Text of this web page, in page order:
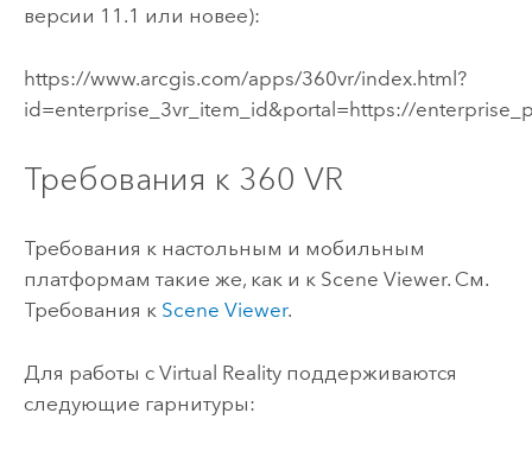
версии 11.1 или новее):
https://www.arcgis.com/apps/360vr/index.html?
id=enterprise_3vr_item_id&portal=https://
Требования к 360 VR
Требования к настольным и мобильным
платформам такие же, как и к Scene Viewer. См.
Требования к Scene Viewer.
Для работы с Virtual Reality поддерживаются
следующие гарнитуры: